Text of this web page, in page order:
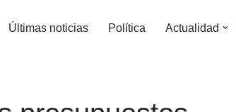
Últimas noticias Política Actualidad